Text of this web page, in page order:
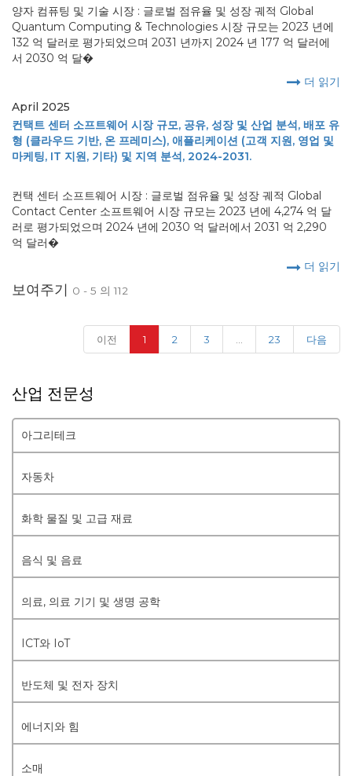
양자 컴퓨팅 및 기술 시장 : 글로벌 점유율 및 성장 궤적 Global
Quantum Computing & Technologies 시장 규모는 2023 년에
132 억 달러로 평가되었으며 2031 년까지 2024 년 177 억 달러에
서 2030 억 달�
더 읽기
April 2025
컨택트 센터 소프트웨어 시장 규모, 공유, 성장 및 산업 분석, 배포 유
형 (클라우드 기반, 온 프레미스), 애플리케이션 (고객 지원, 영업 및
마케팅, IT 지원, 기타) 및 지역 분석, 2024-2031.
컨택 센터 소프트웨어 시장 : 글로벌 점유율 및 성장 궤적 Global
Contact Center 소프트웨어 시장 규모는 2023 년에 4,274 억 달
러로 평가되었으며 2024 년에 2030 억 달러에서 2031 억 2,290
억 달러�
더 읽기
보여주기 0 - 5 의 112
이전 1 (current)
2 3 23 다음
산업 전문성
아그리테크
자동차
화학 물질 및 고급 재료
음식 및 음료
의료, 의료 기기 및 생명 공학
ICT와 IoT
반도체 및 전자 장치
에너지와 힘
소매